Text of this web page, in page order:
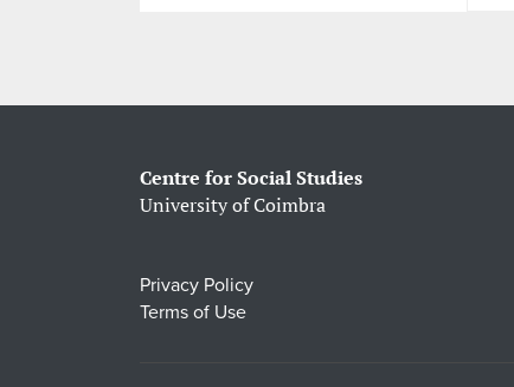
Centre for Social Studies
University of Coimbra
Privacy Policy
Terms of Use